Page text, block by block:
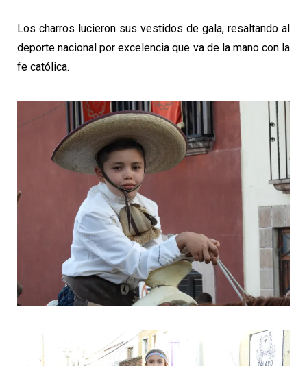
Los charros lucieron sus vestidos de gala, resaltando al
deporte nacional por excelencia que va de la mano con la
fe católica.